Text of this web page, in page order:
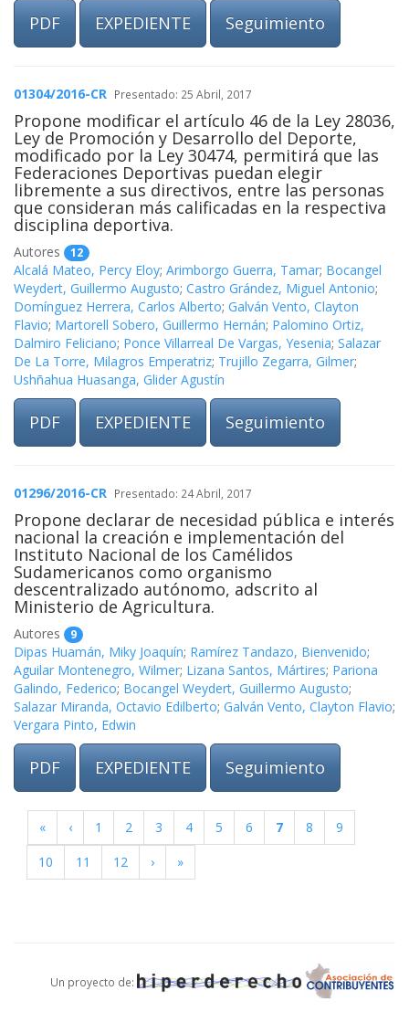
PDF EXPEDIENTE Seguimiento
01304/2016-CR Presentado: 25 Abril, 2017
Propone modificar el artículo 46 de la Ley 28036,
Ley de Promoción y Desarrollo del Deporte,
modificado por la Ley 30474, permitirá que las
Federaciones Deportivas puedan elegir
libremente a sus directivos, entre las personas
que consideran más calificadas en la respectiva
disciplina deportiva.
Autores 12
Alcalá Mateo, Percy Eloy; Arimborgo Guerra, Tamar; Bocangel
Weydert, Guillermo Augusto; Castro Grández, Miguel Antonio;
Domínguez Herrera, Carlos Alberto; Galván Vento, Clayton
Flavio; Martorell Sobero, Guillermo Hernán; Palomino Ortiz,
Dalmiro Feliciano; Ponce Villarreal De Vargas, Yesenia; Salazar
De La Torre, Milagros Emperatriz; Trujillo Zegarra, Gilmer;
Ushñahua Huasanga, Glider Agustín
PDF EXPEDIENTE Seguimiento
01296/2016-CR Presentado: 24 Abril, 2017
Propone declarar de necesidad pública e interés
nacional la creación e implementación del
Instituto Nacional de los Camélidos
Sudamericanos como organismo
descentralizado autónomo, adscrito al
Ministerio de Agricultura.
Autores 9
Dipas Huamán, Miky Joaquín; Ramírez Tandazo, Bienvenido;
Aguilar Montenegro, Wilmer; Lizana Santos, Mártires; Pariona
Galindo, Federico; Bocangel Weydert, Guillermo Augusto;
Salazar Miranda, Octavio Edilberto; Galván Vento, Clayton Flavio;
Vergara Pinto, Edwin
PDF EXPEDIENTE Seguimiento
« ‹ 1 2 3 4 5 6 7 8
9
10
11 12 › »
Un proyecto de: